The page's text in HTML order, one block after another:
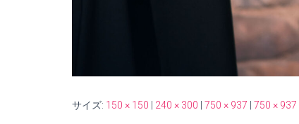
サイズ: 150 × 150 240 × 300 750 × 937 750 × 937